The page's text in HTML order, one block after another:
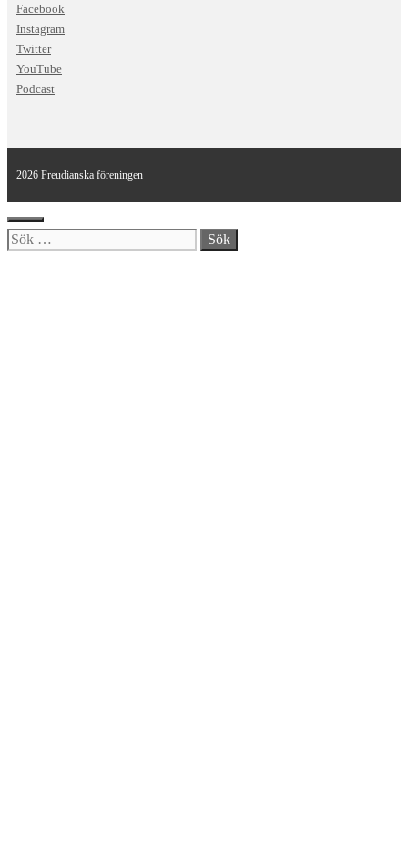
Facebook
Instagram
Twitter
YouTube
Podcast
2026 Freudianska föreningen
Stäng
Sök